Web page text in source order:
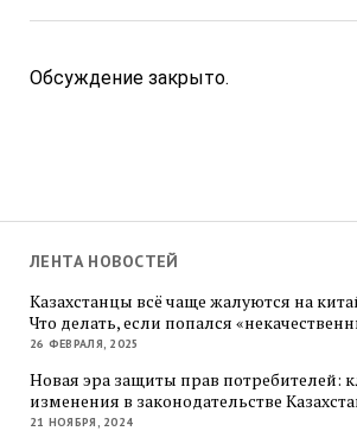
Обсуждение закрыто.
ЛЕНТА НОВОСТЕЙ
Казахстанцы всё чаще жалуются на
Что делать, если попался
26 ФЕВРАЛЯ, 2025
Новая эра защиты прав потребителей:
изменения в законодательстве
21 НОЯБРЯ, 2024